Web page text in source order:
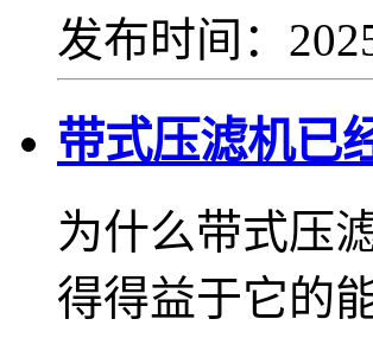
发布时间：
带式压滤机已
为什么带式压
得得益于它的